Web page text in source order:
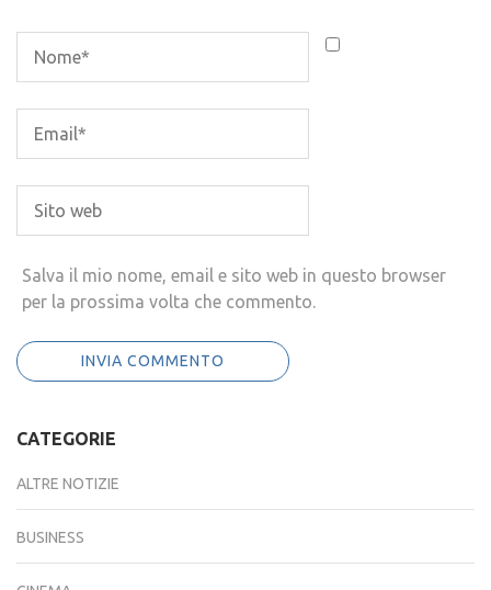
Salva il mio nome, email e sito web in questo browser
per la prossima volta che commento.
CATEGORIE
ALTRE NOTIZIE
BUSINESS